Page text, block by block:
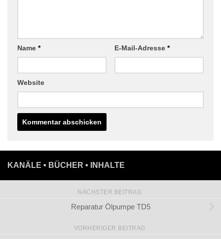
Name * E-Mail-Adresse *
Website
KANÄLE • BÜCHER • INHALTE
NÄCHSTER BEITRAG
Reparatur Ölpumpe TD5
VORHERIGER BEITRAG